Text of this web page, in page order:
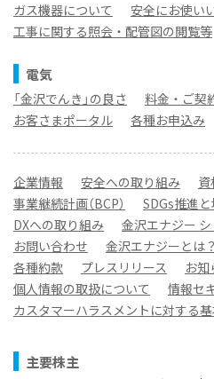
ガス機器について
安全にお使い
工事に関する照会・配管図の閲覧等
電気
「金沢でんき」の良さ 料金・ご契
お客さまポータル
各種お申込み
企業情報 安全への取り組み 資
事業継続計画（BCP）
SDGs推進
DXへの取り組み
金沢エナジー
お問い合わせ
金沢エナジーとは？
各種約款
プレスリリース
お知
個人情報の取扱について
情報セ
カスタマーハラスメントに対する
主要株主